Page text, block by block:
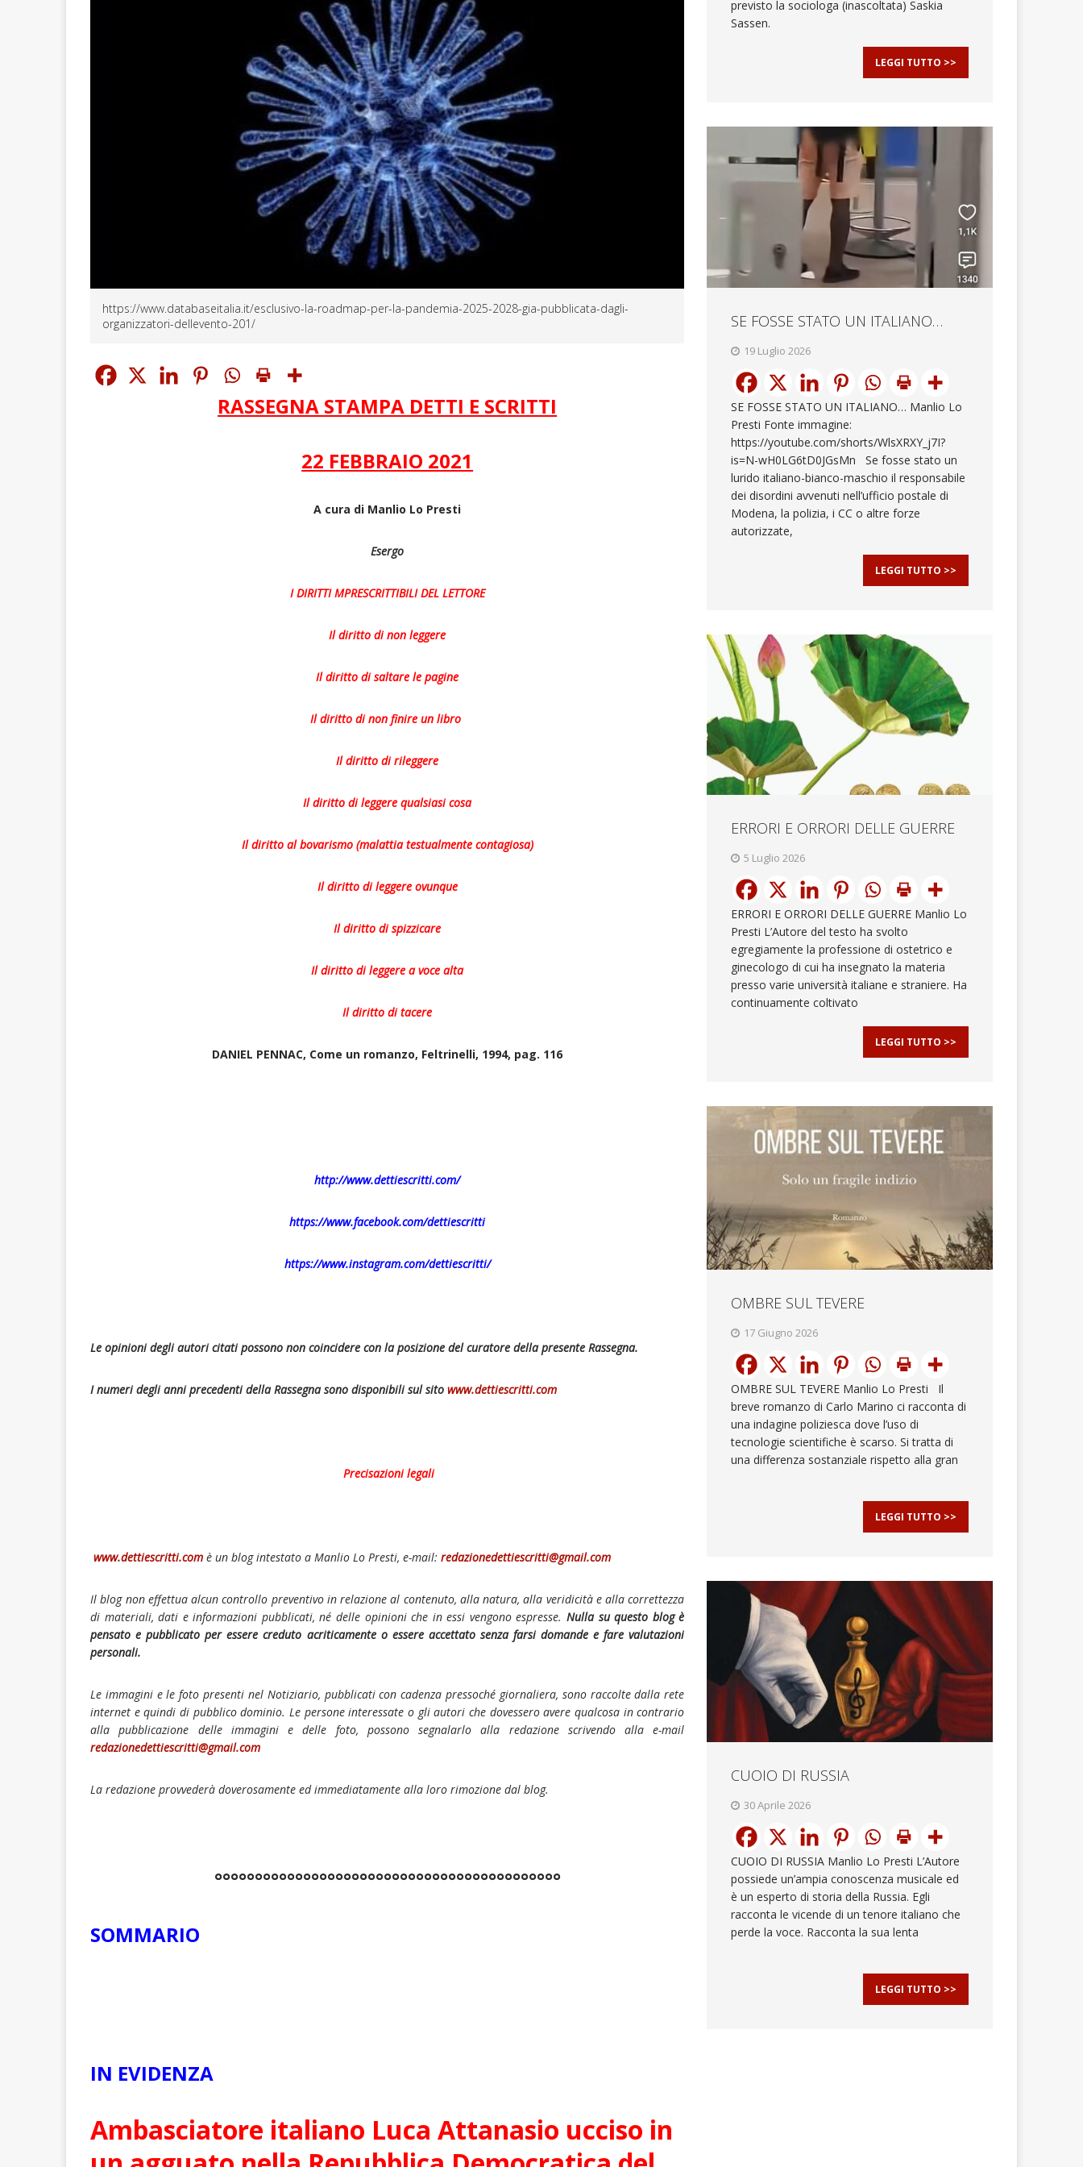
https://www.databaseitalia.it/esclusivo-la-roadmap-per-la-pandemia-2025-2028-gia-pubblicata-dagli-
organizzatori-dellevento-201/
RASSEGNA STAMPA DETTI E SCRITTI
22 FEBBRAIO 2021
A cura di Manlio Lo Presti
Esergo
I DIRITTI MPRESCRITTIBILI DEL LETTORE
Il diritto di non leggere
Il diritto di saltare le pagine
Il diritto di non finire un libro
Il diritto di rileggere
Il diritto di leggere qualsiasi cosa
Il diritto al bovarismo (malattia testualmente contagiosa)
Il diritto di leggere ovunque
Il diritto di spizzicare
Il diritto di leggere a voce alta
Il diritto di tacere
DANIEL PENNAC, Come un romanzo, Feltrinelli, 1994, pag. 116
http://www.dettiescritti.com/
https://www.facebook.com/dettiescritti
https://www.instagram.com/dettiescritti/
Le opinioni degli autori citati possono non coincidere con la posizione del curatore della presente Rassegna.
I numeri degli anni precedenti della Rassegna sono disponibili sul sito www.dettiescritti.com
Precisazioni legali
www.dettiescritti.com è un blog intestato a Manlio Lo Presti, e-mail: redazionedettiescritti@gmail.com
Il blog non effettua alcun controllo preventivo in relazione al contenuto, alla natura, alla veridicità e alla correttezza
di materiali, dati e informazioni pubblicati, né delle opinioni che in essi vengono espresse. Nulla su questo blog è
pensato e pubblicato per essere creduto acriticamente o essere accettato senza farsi domande e fare valutazioni
personali.
Le immagini e le foto presenti nel Notiziario, pubblicati con cadenza pressoché giornaliera, sono raccolte dalla rete
internet e quindi di pubblico dominio. Le persone interessate o gli autori che dovessero avere qualcosa in contrario
alla pubblicazione delle immagini e delle foto, possono segnalarlo alla redazione scrivendo alla e-mail
redazionedettiescritti@gmail.com
La redazione provvederà doverosamente ed immediatamente alla loro rimozione dal blog.
°°°°°°°°°°°°°°°°°°°°°°°°°°°°°°°°°°°°°°°°°°°
SOMMARIO
IN EVIDENZA
Ambasciatore italiano Luca Attanasio ucciso in
previsto la sociologa (inascoltata) Saskia
Sassen.
LEGGI TUTTO >>
SE FOSSE STATO UN ITALIANO…
19 Luglio 2026
SE FOSSE STATO UN ITALIANO… Manlio Lo
Presti Fonte immagine:
https://youtube.com/shorts/WlsXRXY_j7I?
is=N-wH0LG6tD0JGsMn Se fosse stato un
lurido italiano-bianco-maschio il responsabile
dei disordini avvenuti nell’ufficio postale di
Modena, la polizia, i CC o altre forze
autorizzate,
LEGGI TUTTO >>
ERRORI E ORRORI DELLE GUERRE
5 Luglio 2026
ERRORI E ORRORI DELLE GUERRE Manlio Lo
Presti L’Autore del testo ha svolto
egregiamente la professione di ostetrico e
ginecologo di cui ha insegnato la materia
presso varie università italiane e straniere. Ha
continuamente coltivato
LEGGI TUTTO >>
OMBRE SUL TEVERE
17 Giugno 2026
OMBRE SUL TEVERE Manlio Lo Presti Il
breve romanzo di Carlo Marino ci racconta di
una indagine poliziesca dove l’uso di
tecnologie scientifiche è scarso. Si tratta di
una differenza sostanziale rispetto alla gran
LEGGI TUTTO >>
CUOIO DI RUSSIA
30 Aprile 2026
CUOIO DI RUSSIA Manlio Lo Presti L’Autore
possiede un’ampia conoscenza musicale ed
è un esperto di storia della Russia. Egli
racconta le vicende di un tenore italiano che
perde la voce. Racconta la sua lenta
LEGGI TUTTO >>